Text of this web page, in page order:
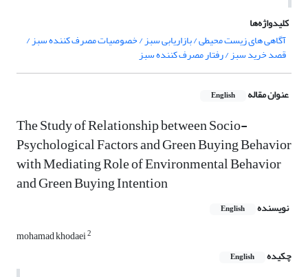
کلیدواژه‌ها
آگاهی های زیست محیطی / بازاریابی سبز / خصوصیات مصرف کننده سبز /
قصد خرید سبز / رفتار مصرف کننده سبز
عنوان مقاله English
The Study of Relationship between Socio-
Psychological Factors and Green Buying Behavior
with Mediating Role of Environmental Behavior
and Green Buying Intention
نویسنده English
mohamad khodaei2
چکیده English